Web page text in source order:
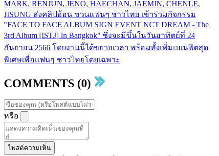
MARK, RENJUN, JENO, HAECHAN, JAEMIN, CHENLE,
JISUNG ส่งคลิปอ้อน ชวนแฟนๆ ชาวไทย เข้าร่วมกิจกรรม
"FACE TO FACE ALBUM SIGN EVENT NCT DREAM - The
3rd Album [ISTJ] In Bangkok" ซึ่งจะมีขึ้นในวันอาทิตย์ที่ 24
กันยายน 2566 โดยงานนี้ได้ขยายเวลา พร้อมทั้งเพิ่มเบเนฟิตสุด
พิเศษเพื่อแฟนๆ ชาวไทยโดยเฉพาะ
COMMENTS (0)
หรือ
โพสต์ความเห็น